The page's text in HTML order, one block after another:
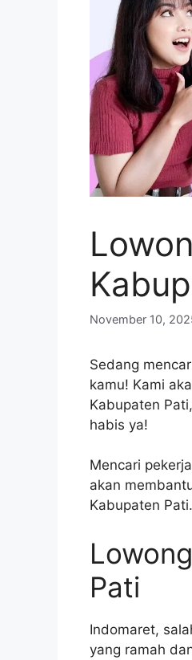
November 10,
Sedang
kamu! Kami
Kabupaten
habis ya!
Mencari
akan
Kabupaten
Pati
Indomaret,
yang ramah